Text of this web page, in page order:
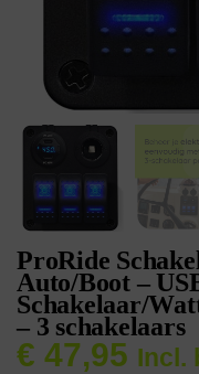
ProRide
Auto/Boot –
Schakelaar/
– 3 schakelaars
€ 47,95 Incl.